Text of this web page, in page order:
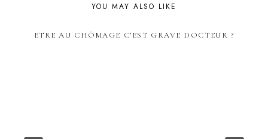
YOU MAY ALSO LIKE
ETRE AU CHÔMAGE C’EST GRAVE DOCTEUR ?